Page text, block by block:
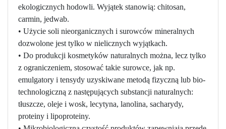
ekologicznych hodowli. Wyjątek stanowią: chitosan,
carmin, jedwab.
• Użycie soli nieorganicznych i surowców mineralnych
dozwolone jest tylko w nielicznych wyjątkach.
• Do produkcji kosmetyków naturalnych można, lecz tylko
z ograniczeniem, stosować takie surowce, jak np.
emulgatory i tensydy uzyskiwane metodą fizyczną lub bio-
technologiczną z następujących substancji naturalnych:
tłuszcze, oleje i wosk, lecytyna, lanolina, sacharydy,
proteiny i lipoproteiny.